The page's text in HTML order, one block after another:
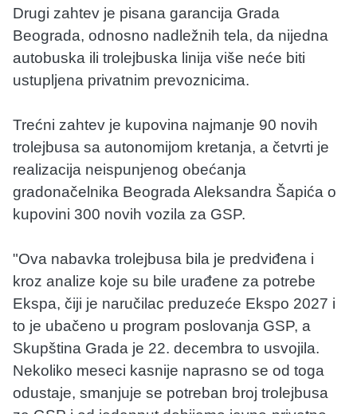
Drugi zahtev je pisana garancija Grada
Beograda, odnosno nadležnih tela, da nijedna
autobuska ili trolejbuska linija više neće biti
ustupljena privatnim prevoznicima.
Trećni zahtev je kupovina najmanje 90 novih
trolejbusa sa autonomijom kretanja, a četvrti je
realizacija neispunjenog obećanja
gradonačelnika Beograda Aleksandra Šapića o
kupovini 300 novih vozila za GSP.
"Ova nabavka trolejbusa bila je predviđena i
kroz analize koje su bile urađene za potrebe
Ekspa, čiji je naručilac preduzeće Ekspo 2027 i
to je ubačeno u program poslovanja GSP, a
Skupština Grada je 22. decembra to usvojila.
Nekoliko meseci kasnije naprasno se od toga
odustaje, smanjuje se potreban broj trolejbusa